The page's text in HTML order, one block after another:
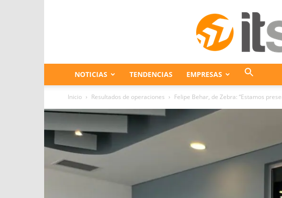
NOTICIAS TENDENCIAS EMPRESAS
Inicio Resultados de operaciones Felipe Behar, de Zebra: “Estamos